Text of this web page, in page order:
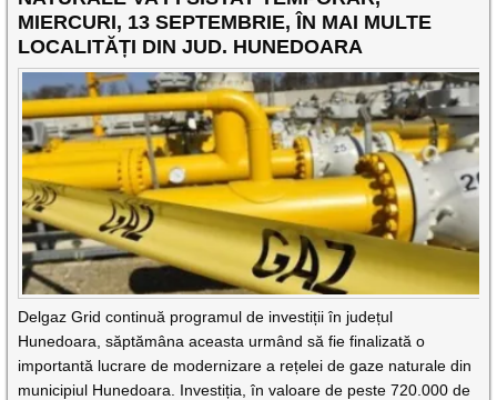
MIERCURI, 13 SEPTEMBRIE, ÎN MAI MULTE
LOCALITĂȚI DIN JUD. HUNEDOARA
Delgaz Grid continuă programul de investiții în județul
Hunedoara, săptămâna aceasta urmând să fie finalizată o
importantă lucrare de modernizare a rețelei de gaze naturale din
municipiul Hunedoara. Investiția, în valoare de peste 720.000 de